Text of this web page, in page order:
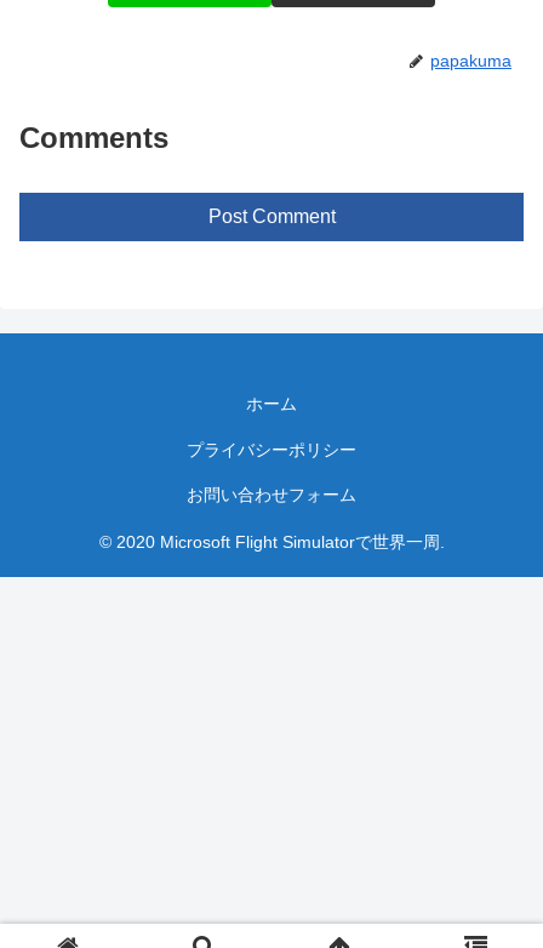
papakuma
Comments
Post Comment
ホーム
プライバシーポリシー
お問い合わせフォーム
© 2020 Microsoft Flight Simulatorで世界一周.